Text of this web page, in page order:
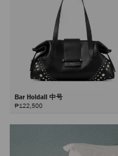
Bar Holdall 中号
₱122,500